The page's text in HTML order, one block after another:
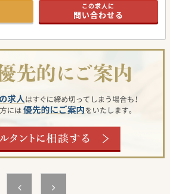
この求人に
問い合わせる